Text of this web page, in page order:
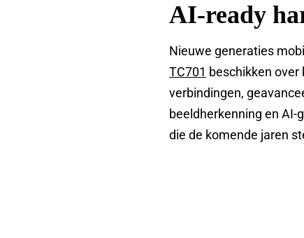
AI-ready
Nieuwe generaties
TC701 beschikken over
verbindingen,
beeldherkenning en
die de komende jaren